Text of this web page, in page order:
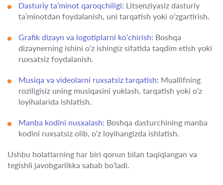
Dasturiy ta’minot qaroqchiligi: Litsenziyasiz dasturiy
ta’minotdan foydalanish, uni tarqatish yoki o‘zgartirish.
Grafik dizayn va logotiplarni ko‘chirish: Boshqa
dizaynerning ishini o‘z ishingiz sifatida taqdim etish yoki
ruxsatsiz foydalanish.
Musiqa va videolarni ruxsatsiz tarqatish: Muallifning
roziligisiz uning musiqasini yuklash, tarqatish yoki o‘z
loyihalarida ishlatish.
Manba kodini nusxalash: Boshqa dasturchining manba
kodini ruxsatsiz olib, o‘z loyihangizda ishlatish.
Ushbu holatlarning har biri qonun bilan taqiqlangan va
tegishli javobgarlikka sabab bo‘ladi.